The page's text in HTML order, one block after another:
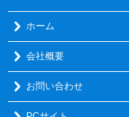
ホーム
会社概要
お問い合わせ